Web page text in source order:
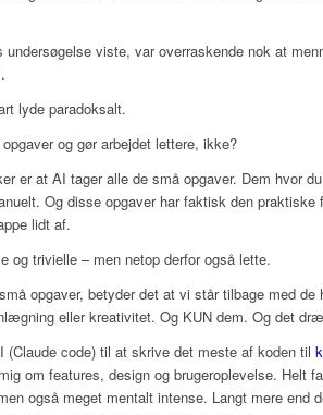
undersøgelse viste, var overraskende nok at
lyde paradoksalt.
og gør arbejdet lettere, ikke?
er at AI tager alle de små opgaver. Dem hvor
Og disse opgaver har faktisk den
lidt af.
og trivielle – men netop derfor også lette.
opgaver, betyder det at vi står tilbage med
eller kreativitet. Og KUN dem. Og det
(Claude code) til at skrive det meste af koden til
om features, design og brugeroplevelse. Helt
også meget mentalt intense. Langt mere